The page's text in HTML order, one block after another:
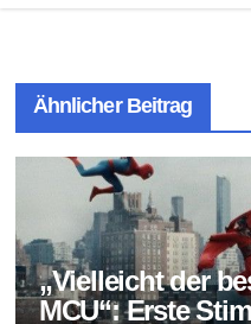
Ähnlicher Beitrag
„Vielleicht der
MCU“: Erste